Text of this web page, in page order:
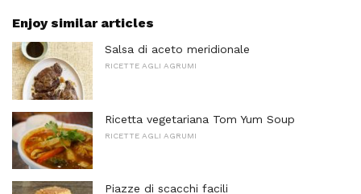
Enjoy similar articles
Salsa di aceto meridionale
RICETTE AGLI AGRUMI
Ricetta vegetariana Tom Yum Soup
RICETTE AGLI AGRUMI
Piazze di scacchi facili